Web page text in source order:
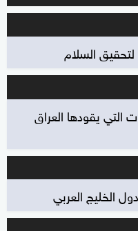
السلام
التي يقودها العراق
الخليج العربي